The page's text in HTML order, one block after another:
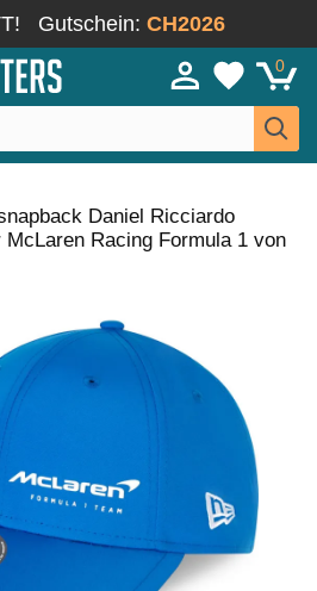
Gutschein: CH2026
0
Daniel Ricciardo
Racing Formula 1 von